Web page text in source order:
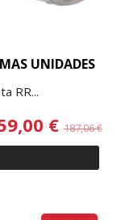
UNIDADES
RR...
€187,06 €